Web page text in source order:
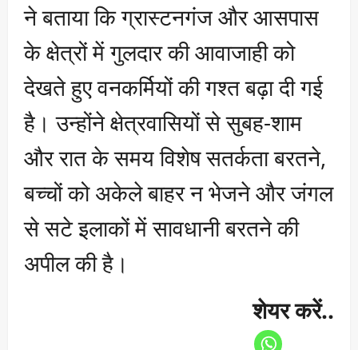
ने बताया कि ग्रास्टनगंज और आसपास
के क्षेत्रों में गुलदार की आवाजाही को
देखते हुए वनकर्मियों की गश्त बढ़ा दी गई
है। उन्होंने क्षेत्रवासियों से सुबह-शाम
और रात के समय विशेष सतर्कता बरतने,
बच्चों को अकेले बाहर न भेजने और जंगल
से सटे इलाकों में सावधानी बरतने की
अपील की है।
शेयर करें..